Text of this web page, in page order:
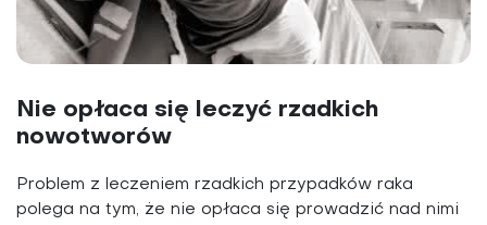
Nie opłaca się leczyć rzadkich
nowotworów
Problem z leczeniem rzadkich przypadków raka
polega na tym, że nie opłaca się prowadzić nad nimi